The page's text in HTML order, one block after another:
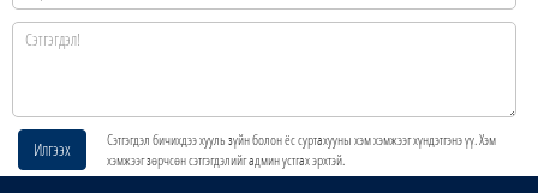
Илгээх
Сэтгэгдэл бичихдээ хууль зүйн болон ёс суртахууны хэм хэмжээг хүндэтгэнэ үү. Хэм
хэмжээг зөрчсөн сэтгэгдэлийг админ устгах эрхтэй.